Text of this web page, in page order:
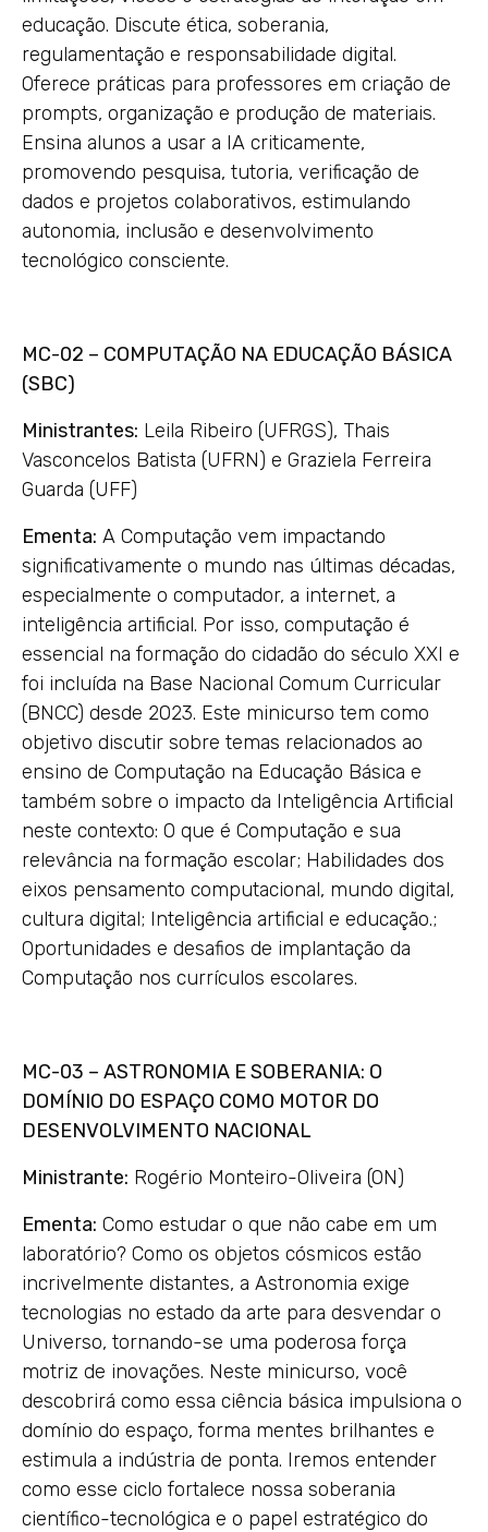
educação. Discute ética, soberania,
regulamentação e responsabilidade digital.
Oferece práticas para professores em criação de
prompts, organização e produção de materiais.
Ensina alunos a usar a IA criticamente,
promovendo pesquisa, tutoria, verificação de
dados e projetos colaborativos, estimulando
autonomia, inclusão e desenvolvimento
tecnológico consciente.
MC-02 – COMPUTAÇÃO NA EDUCAÇÃO BÁSICA
(SBC)
Ministrantes: Leila Ribeiro (UFRGS), Thais
Vasconcelos Batista (UFRN) e Graziela Ferreira
Guarda (UFF)
Ementa: A Computação vem impactando
significativamente o mundo nas últimas décadas,
especialmente o computador, a internet, a
inteligência artificial. Por isso, computação é
essencial na formação do cidadão do século XXI e
foi incluída na Base Nacional Comum Curricular
(BNCC) desde 2023. Este minicurso tem como
objetivo discutir sobre temas relacionados ao
ensino de Computação na Educação Básica e
também sobre o impacto da Inteligência Artificial
neste contexto: O que é Computação e sua
relevância na formação escolar; Habilidades dos
eixos pensamento computacional, mundo digital,
cultura digital; Inteligência artificial e educação.;
Oportunidades e desafios de implantação da
Computação nos currículos escolares.
MC-03 – ASTRONOMIA E SOBERANIA: O
DOMÍNIO DO ESPAÇO COMO MOTOR DO
DESENVOLVIMENTO NACIONAL
Ministrante: Rogério Monteiro-Oliveira (ON)
Ementa: Como estudar o que não cabe em um
laboratório? Como os objetos cósmicos estão
incrivelmente distantes, a Astronomia exige
tecnologias no estado da arte para desvendar o
Universo, tornando-se uma poderosa força
motriz de inovações. Neste minicurso, você
descobrirá como essa ciência básica impulsiona o
domínio do espaço, forma mentes brilhantes e
estimula a indústria de ponta. Iremos entender
como esse ciclo fortalece nossa soberania
científico-tecnológica e o papel estratégico do